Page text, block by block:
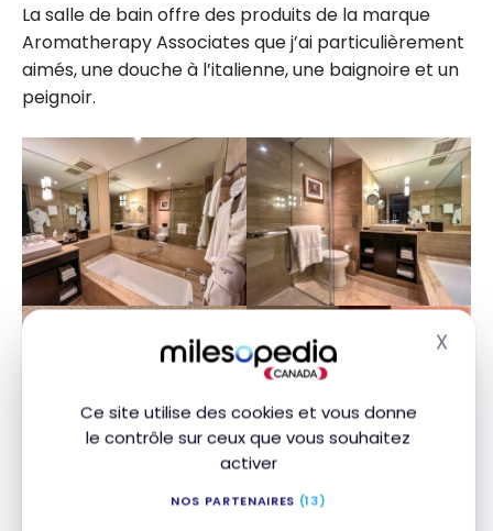
Ce site utilise des cookies et vous donne
le contrôle sur ceux que vous souhaitez
activer
NOS PARTENAIRES (13)
X
La salle de bain offre des produits de la marque
Aromatherapy Associates que j’ai particulièrement
aimés, une douche à l’italienne, une baignoire et un
peignoir.